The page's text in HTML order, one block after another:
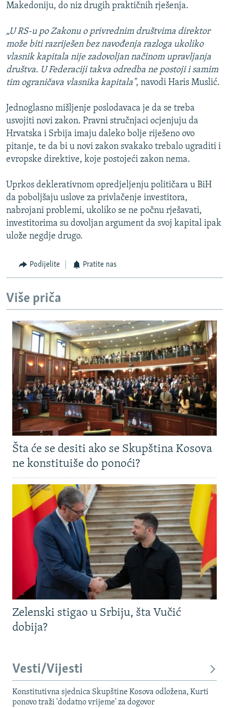
Makedoniju, do niz drugih praktičnih rješenja.
„U RS-u po Zakonu o privrednim društvima direktor
može biti razriješen bez navođenja razloga ukoliko
vlasnik kapitala nije zadovoljan načinom upravljanja
društva. U Federaciji takva odredba ne postoji i samim
tim ograničava vlasnika kapitala", navodi Haris Muslić.
Jednoglasno mišljenje poslodavaca je da se treba
usvojiti novi zakon. Pravni stručnjaci ocjenjuju da
Hrvatska i Srbija imaju daleko bolje riješeno ovo
pitanje, te da bi u novi zakon svakako trebalo ugraditi i
evropske direktive, koje postojeći zakon nema.
Uprkos deklerativnom opredjeljenju političara u BiH
da poboljšaju uslove za privlačenje investitora,
nabrojani problemi, ukoliko se ne počnu rješavati,
investitorima su dovoljan argument da svoj kapital ipak
ulože negdje drugo.
Podijelite Pratite nas
Više priča
Šta će se desiti ako se Skupština Kosova
ne konstituiše do ponoći?
Zelenski stigao u Srbiju, šta Vučić
dobija?
Vesti/Vijesti
Konstitutivna sjednica Skupštine Kosova odložena, Kurti
ponovo traži 'dodatno vrijeme' za dogovor